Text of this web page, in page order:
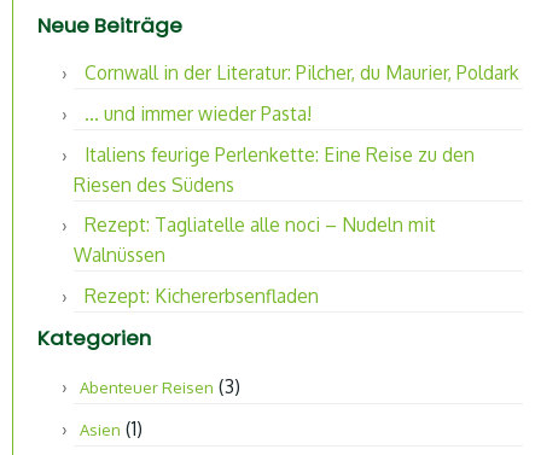
Neue Beiträge
Cornwall in der Literatur: Pilcher, du Maurier, Poldark
… und immer wieder Pasta!
Italiens feurige Perlenkette: Eine Reise zu den
Riesen des Südens
Rezept: Tagliatelle alle noci – Nudeln mit
Walnüssen
Rezept: Kichererbsenfladen
Kategorien
Abenteuer Reisen (3)
Asien (1)